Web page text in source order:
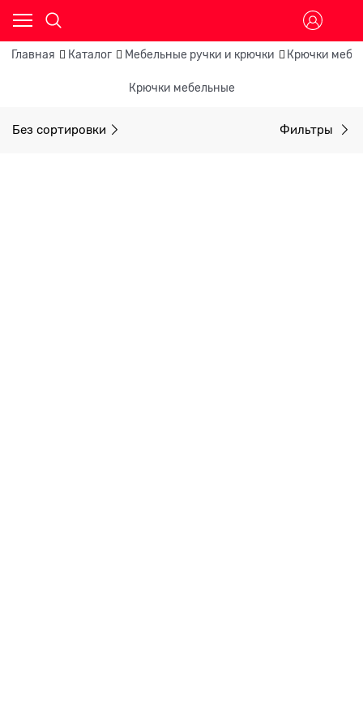
Главная Каталог Мебельные ручки и крючки Крючки
Крючки мебельные
Без сортировки Фильтры